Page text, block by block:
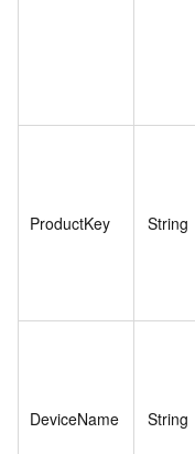
ProductKey String
DeviceName String